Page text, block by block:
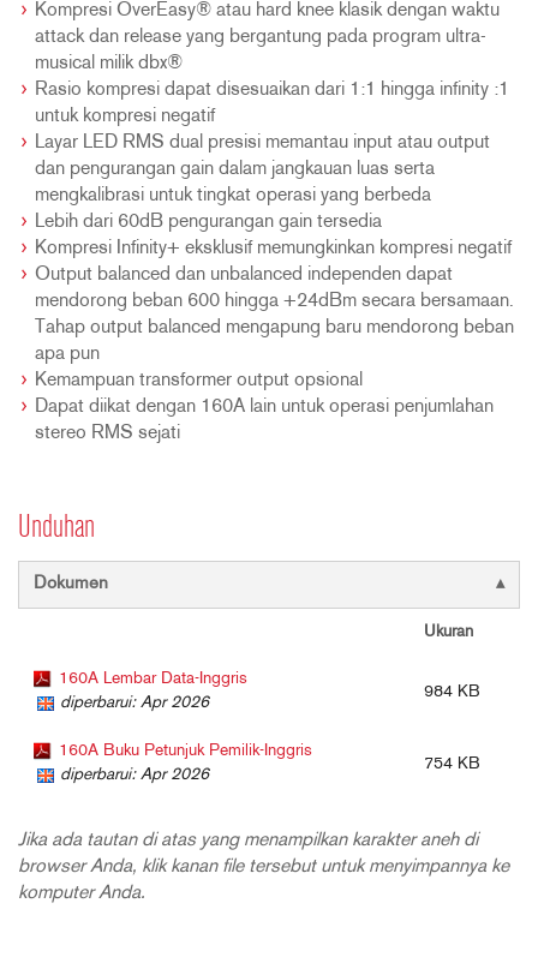
Kompresi OverEasy® atau hard knee klasik dengan waktu
attack dan release yang bergantung pada program ultra-
musical milik dbx®
Rasio kompresi dapat disesuaikan dari 1:1 hingga infinity :1
untuk kompresi negatif
Layar LED RMS dual presisi memantau input atau output
dan pengurangan gain dalam jangkauan luas serta
mengkalibrasi untuk tingkat operasi yang berbeda
Lebih dari 60dB pengurangan gain tersedia
Kompresi Infinity+ eksklusif memungkinkan kompresi negatif
Output balanced dan unbalanced independen dapat
mendorong beban 600 hingga +24dBm secara bersamaan.
Tahap output balanced mengapung baru mendorong beban
apa pun
Kemampuan transformer output opsional
Dapat diikat dengan 160A lain untuk operasi penjumlahan
stereo RMS sejati
Unduhan
Dokumen
Ukuran
160A Lembar Data-Inggris
diperbarui: Apr 2026
984 KB
160A Buku Petunjuk Pemilik-Inggris
diperbarui: Apr 2026
754 KB
Jika ada tautan di atas yang menampilkan karakter aneh di
browser Anda, klik kanan file tersebut untuk menyimpannya ke
komputer Anda.